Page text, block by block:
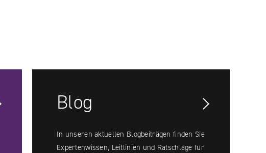
Blog
In unseren aktuellen Blogbeiträgen finden Sie
Expertenwissen, Leitlinien und Ratschläge für